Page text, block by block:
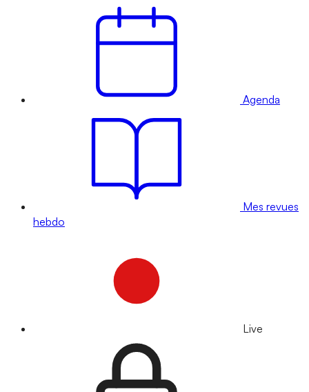
Agenda
Mes revues
hebdo
Live